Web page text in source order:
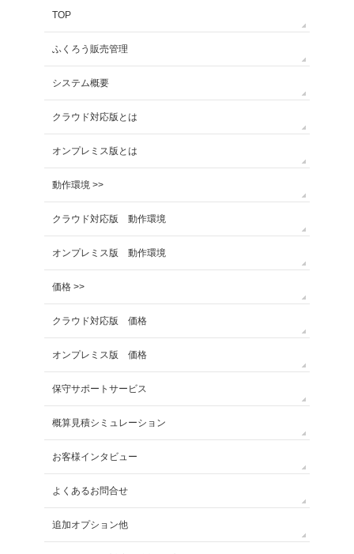
TOP
ふくろう販売管理
システム概要
クラウド対応版とは
オンプレミス版とは
動作環境 >>
クラウド対応版 動作環境
オンプレミス版 動作環境
価格 >>
クラウド対応版 価格
オンプレミス版 価格
保守サポートサービス
概算見積シミュレーション
お客様インタビュー
よくあるお問合せ
追加オプション他